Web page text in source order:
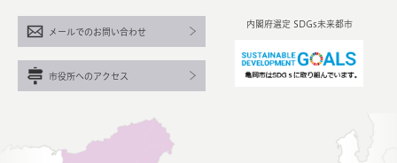
内閣府選定 SDGs未来都市
メールでのお問い合わせ
市役所へのアクセス